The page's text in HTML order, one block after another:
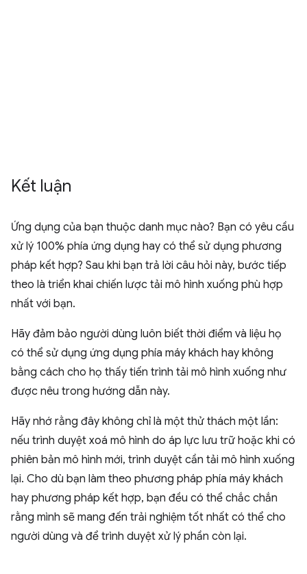
Kết luận
Ứng dụng của bạn thuộc danh mục nào? Bạn có yêu cầu
xử lý 100% phía ứng dụng hay có thể sử dụng phương
pháp kết hợp? Sau khi bạn trả lời câu hỏi này, bước tiếp
theo là triển khai chiến lược tải mô hình xuống phù hợp
nhất với bạn.
Hãy đảm bảo người dùng luôn biết thời điểm và liệu họ
có thể sử dụng ứng dụng phía máy khách hay không
bằng cách cho họ thấy tiến trình tải mô hình xuống như
được nêu trong hướng dẫn này.
Hãy nhớ rằng đây không chỉ là một thử thách một lần:
nếu trình duyệt xoá mô hình do áp lực lưu trữ hoặc khi có
phiên bản mô hình mới, trình duyệt cần tải mô hình xuống
lại. Cho dù bạn làm theo phương pháp phía máy khách
hay phương pháp kết hợp, bạn đều có thể chắc chắn
rằng mình sẽ mang đến trải nghiệm tốt nhất có thể cho
người dùng và để trình duyệt xử lý phần còn lại.